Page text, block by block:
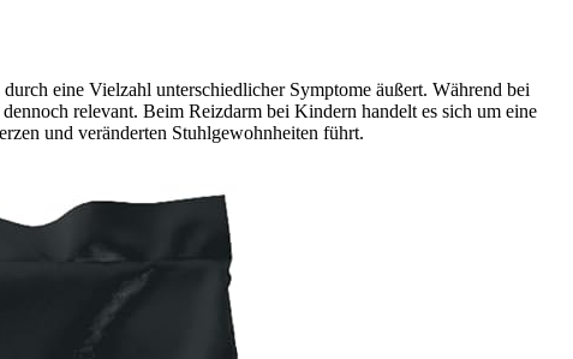
eine Vielzahl unterschiedlicher Symptome äußert. Während bei
relevant. Beim Reizdarm bei Kindern handelt es sich um eine
und veränderten Stuhlgewohnheiten führt.